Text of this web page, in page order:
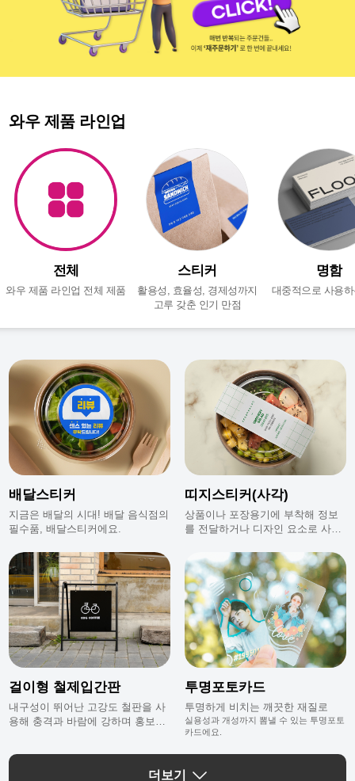
와우 제품 라인업
전체
와우 제품 라인업 전체 제품
스티커
활용성, 효율성, 경제성까지
고루 갖춘 인기 만점
명함
대중적으로 사용
배달스티커
지금은 배달의 시대! 배달 음식점의
필수품, 배달스티커에요.
띠지스티커(사각)
상품이나 포장용기에 부착해 정보
를 전달하거나 디자인 요소로 사용
걸이형 철제입간판
내구성이 뛰어난 고강도 철판을 사
용해 충격과 바람에 강하며 홍보내
투명포토카드
투명하게 비치는 깨끗한 재질로
실용성과 개성까지 뽐낼 수 있는 투명포토
카드에요.
더보기